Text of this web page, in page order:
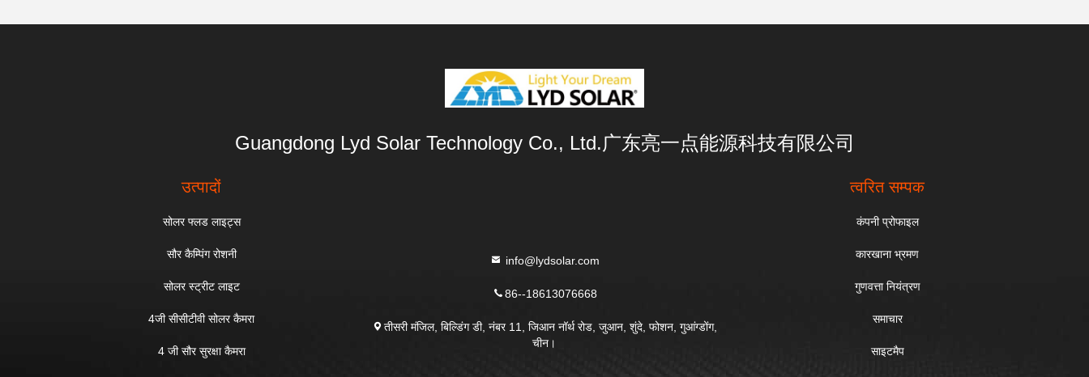
Guangdong Lyd Solar Technology Co., Ltd.广东亮一点能源科技有限公司
उत्पादों
सोलर फ्लड लाइट्स
सौर कैम्पिंग रोशनी
सोलर स्ट्रीट लाइट
4जी सीसीटीवी सोलर कैमरा
4 जी सौर सुरक्षा कैमरा
info@lydsolar.com
86--18613076668
तीसरी मंजिल, बिल्डिंग डी, नंबर 11, जिआन नॉर्थ रोड, जुआन, शुंदे, फोशन, गुआंग्डोंग,
चीन।
त्वरित सम्पक
कंपनी प्रोफाइल
कारखाना भ्रमण
गुणवत्ता नियंत्रण
समाचार
साइटमैप